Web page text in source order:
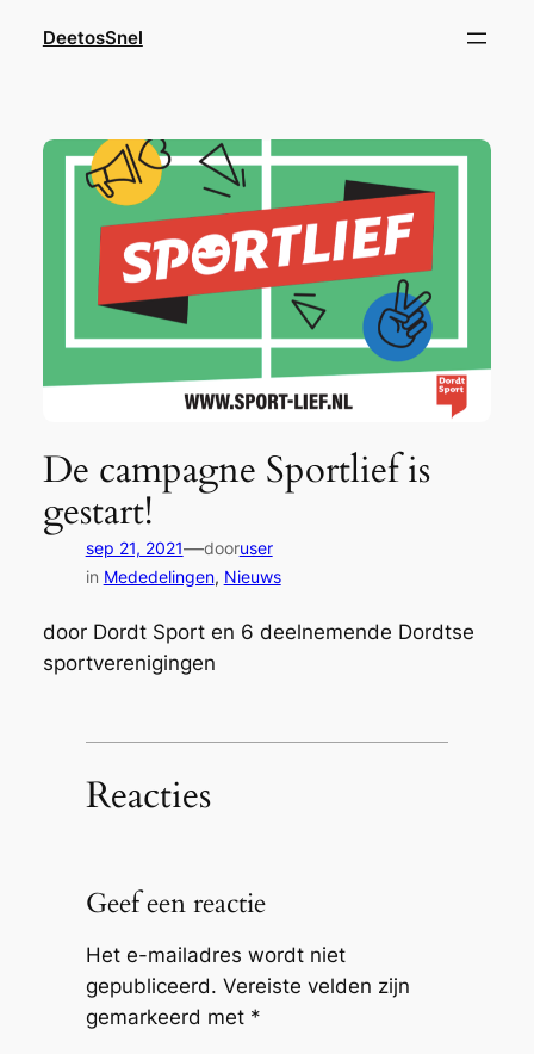
DeetosSnel
De campagne Sportlief is
gestart!
sep 21, 2021—dooruser
in Mededelingen, Nieuws
door Dordt Sport en 6 deelnemende Dordtse
sportverenigingen
Reacties
Geef een reactie
Het e-mailadres wordt niet
gepubliceerd. Vereiste velden zijn
gemarkeerd met *